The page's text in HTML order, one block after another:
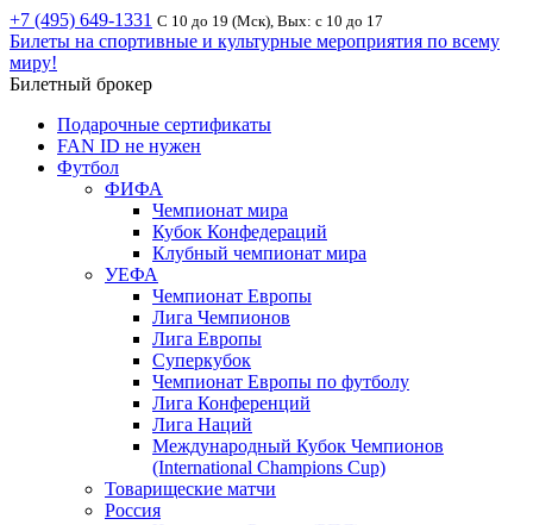
+7 (495) 649-1331 С 10 до 19 (Мск), Вых: с 10 до 17
Билеты на спортивные и культурные мероприятия по всему
миру!
Билетный брокер
Подарочные сертификаты
FAN ID не нужен
Футбол
ФИФА
Чемпионат мира
Кубок Конфедераций
Клубный чемпионат мира
УЕФА
Чемпионат Европы
Лига Чемпионов
Лига Европы
Суперкубок
Чемпионат Европы по футболу
Лига Конференций
Лига Наций
Международный Кубок Чемпионов
(International Champions Cup)
Товарищеские матчи
Россия